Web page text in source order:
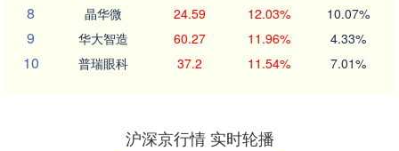
8 晶华微 24.59 12.03% 10.07%
9 华大智造 60.27 11.96% 4.33%
10 普瑞眼科 37.2 11.54% 7.01%
沪深京行情 实时轮播